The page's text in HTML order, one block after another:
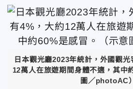
日本觀光廳2023年統計，外國觀
12萬人在旅遊期間身體不適，其中
圖／photoAC）